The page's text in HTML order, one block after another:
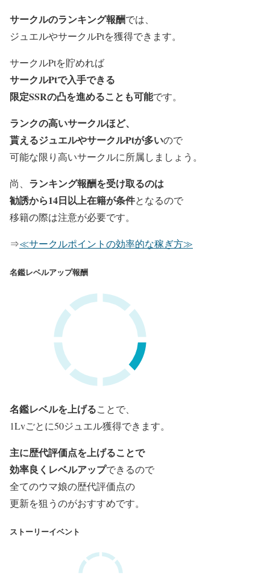
サークルのランキング報酬では、
ジュエルやサークルPtを獲得できます。
サークルPtを貯めれば
サークルPtで入手できる
限定SSRの凸を進めることも可能です。
ランクの高いサークルほど、
貰えるジュエルやサークルPtが多いので
可能な限り高いサークルに所属しましょう。
尚、 ランキング報酬を受け取るのは
勧誘から14日以上在籍が条件となるので
移籍の際は注意が必要です。
⇒≪サークルポイントの効率的な稼ぎ方≫
名鑑レベルアップ報酬
名鑑レベルを上げることで、
1Lvごとに50ジュエル獲得できます。
主に歴代評価点を上げることで
効率良くレベルアップできるので
全てのウマ娘の歴代評価点の
更新を狙うのがおすすめです。
ストーリーイベント